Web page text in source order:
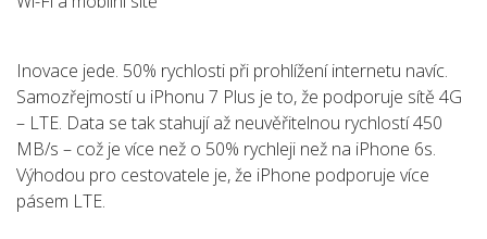
Inovace jede. 50% rychlosti při prohlížení internetu navíc.
Samozřejmostí u iPhonu 7 Plus je to, že podporuje sítě 4G
– LTE. Data se tak stahují až neuvěřitelnou rychlostí 450
MB/s – což je více než o 50% rychleji než na iPhone 6s.
Výhodou pro cestovatele je, že iPhone podporuje více
pásem LTE.